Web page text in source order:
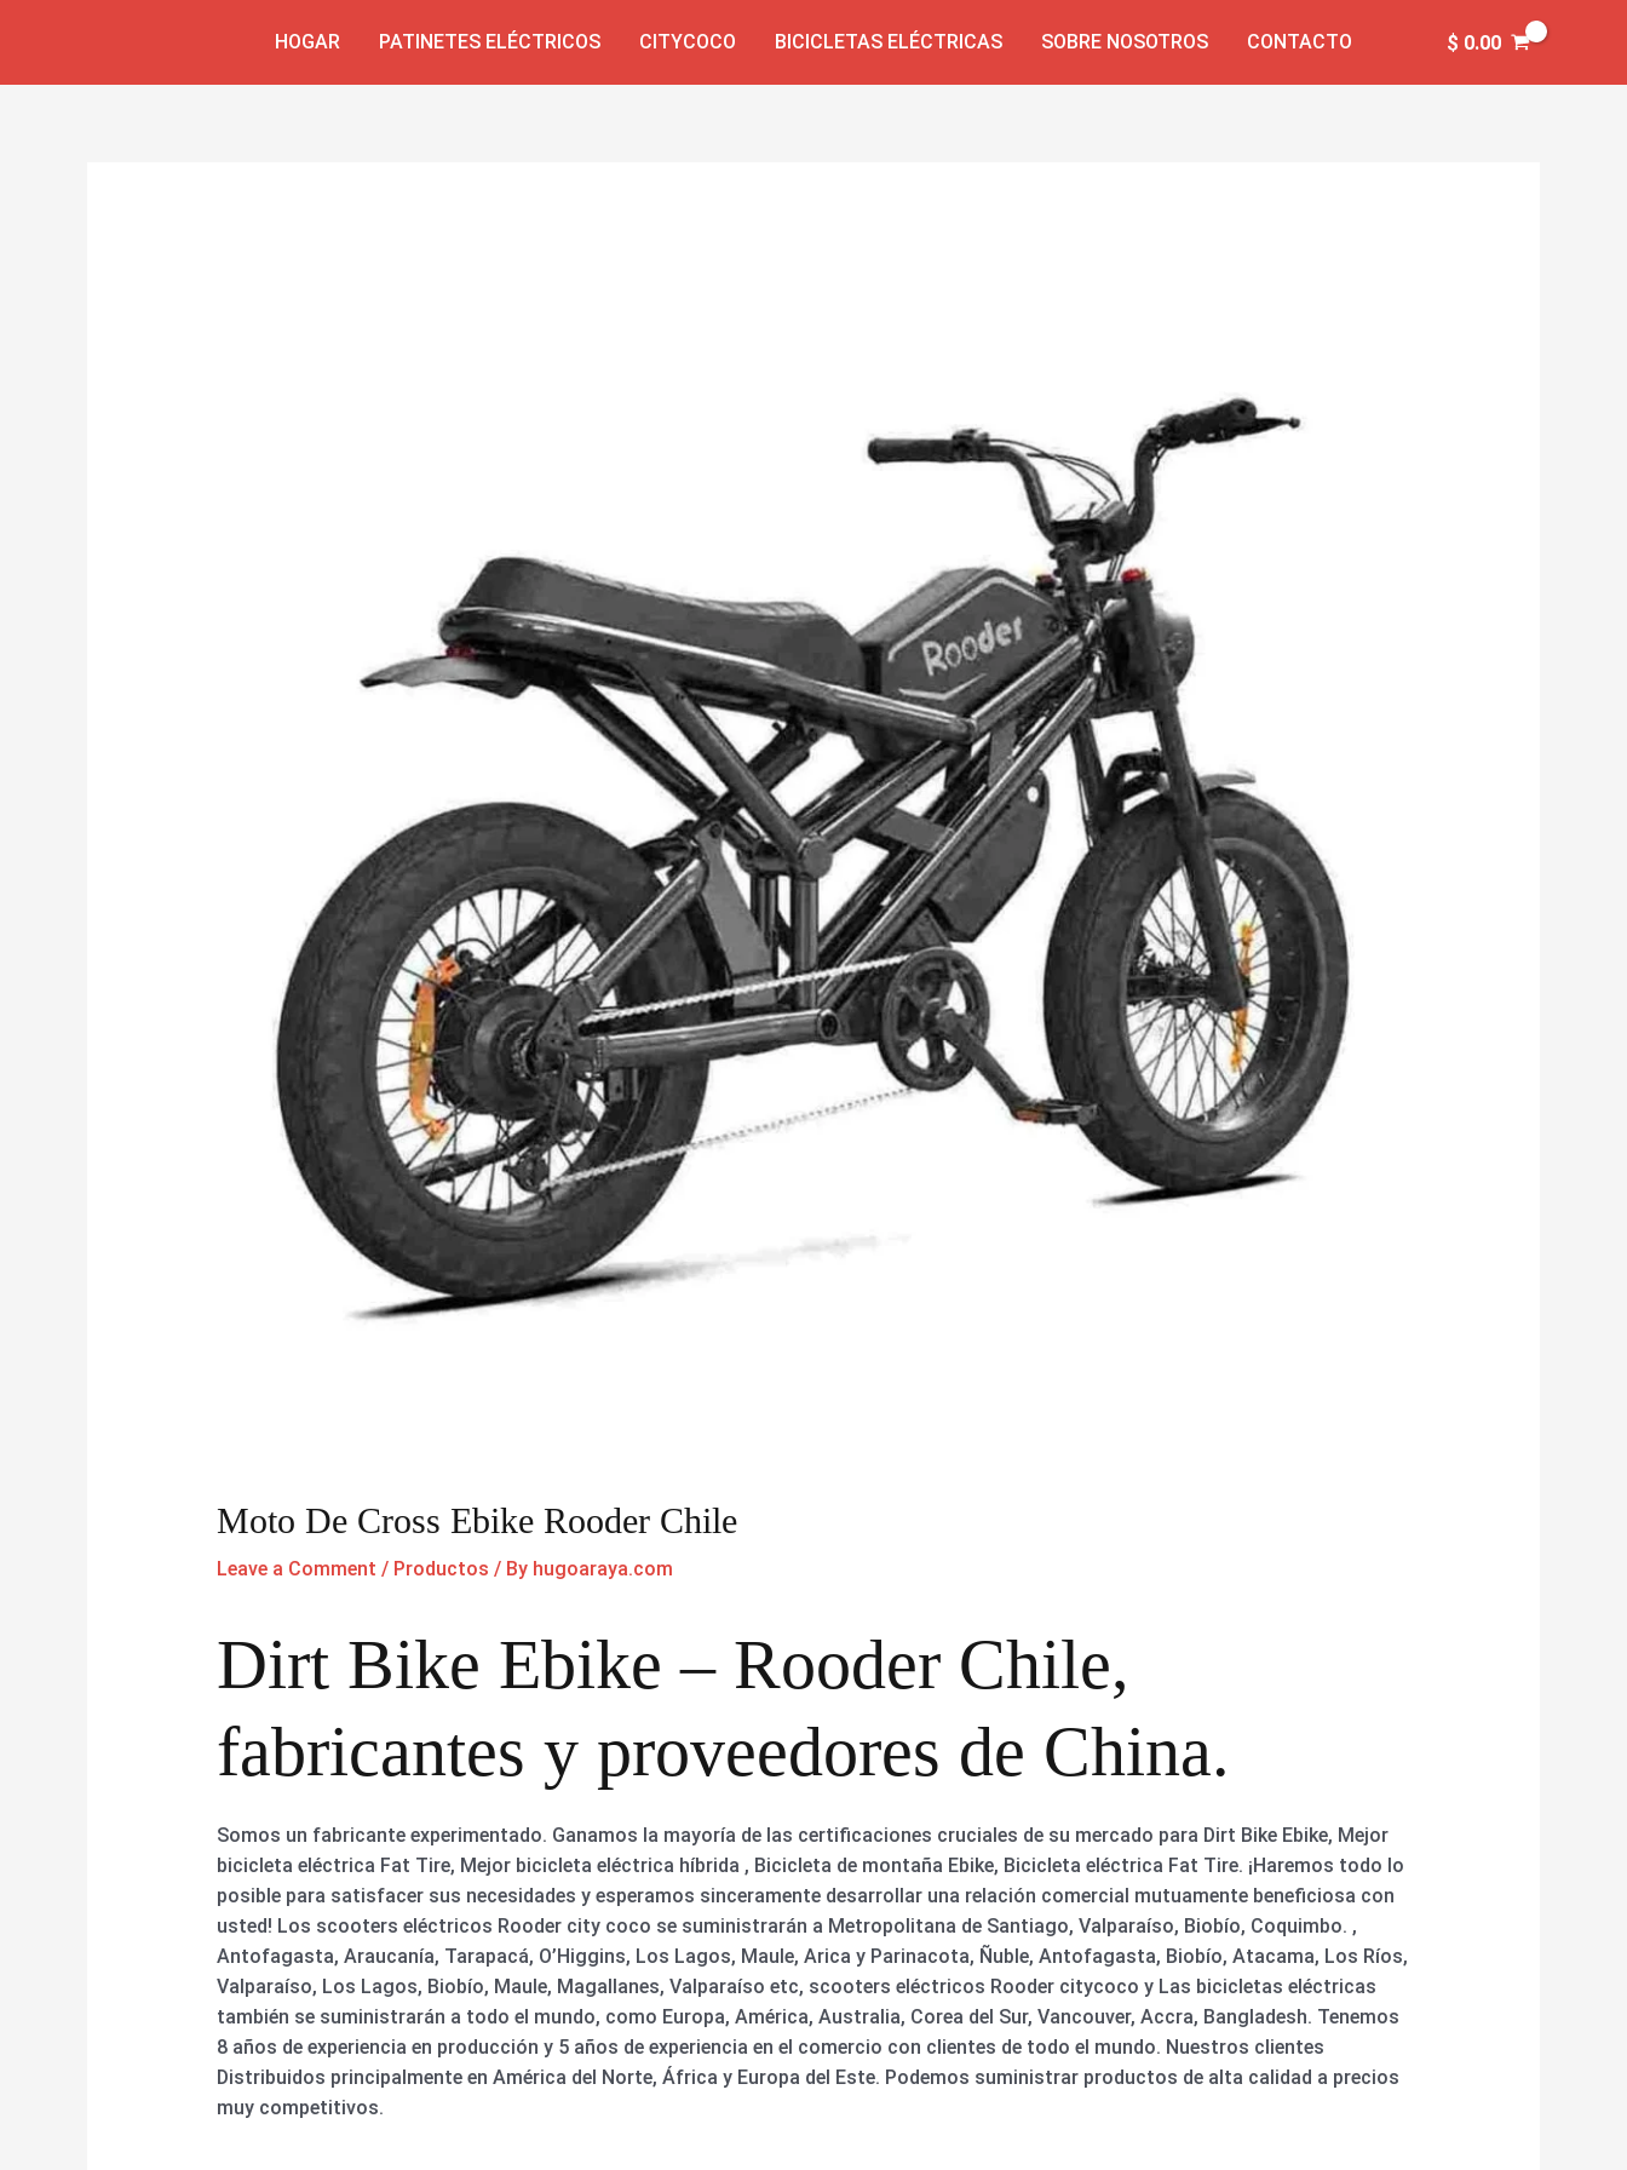
HOGAR PATINETES ELÉCTRICOS CITYCOCO BICICLETAS ELÉCTRICAS SOBRE NOSOTROS CONTACTO $ 0.00
Moto De Cross Ebike Rooder Chile
Leave a Comment / Productos / By hugoaraya.com
Dirt Bike Ebike – Rooder Chile,
fabricantes y proveedores de China.
Somos un fabricante experimentado. Ganamos la mayoría de las certificaciones cruciales de su mercado para Dirt Bike Ebike, Mejor
bicicleta eléctrica Fat Tire, Mejor bicicleta eléctrica híbrida , Bicicleta de montaña Ebike, Bicicleta eléctrica Fat Tire. ¡Haremos todo lo
posible para satisfacer sus necesidades y esperamos sinceramente desarrollar una relación comercial mutuamente beneficiosa con
usted! Los scooters eléctricos Rooder city coco se suministrarán a Metropolitana de Santiago, Valparaíso, Biobío, Coquimbo. ,
Antofagasta, Araucanía, Tarapacá, O’Higgins, Los Lagos, Maule, Arica y Parinacota, Ñuble, Antofagasta, Biobío, Atacama, Los Ríos,
Valparaíso, Los Lagos, Biobío, Maule, Magallanes, Valparaíso etc, scooters eléctricos Rooder citycoco y Las bicicletas eléctricas
también se suministrarán a todo el mundo, como Europa, América, Australia, Corea del Sur, Vancouver, Accra, Bangladesh. Tenemos
8 años de experiencia en producción y 5 años de experiencia en el comercio con clientes de todo el mundo. Nuestros clientes
Distribuidos principalmente en América del Norte, África y Europa del Este. Podemos suministrar productos de alta calidad a precios
muy competitivos.